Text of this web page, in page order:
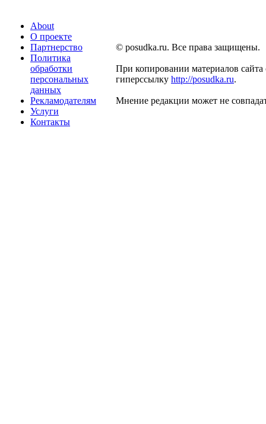
About
О проекте
Партнерство
Политика
обработки
персональных
данных
Рекламодателям
Услуги
Контакты
© posudka.ru. Все права защищены.
При копировании материалов сайта
гиперссылку http://posudka.ru.
Мнение редакции может не